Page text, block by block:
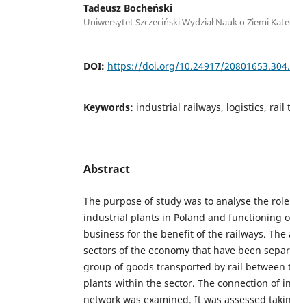
Tadeusz Bocheński
Uniwersytet Szczeciński Wydział Nauk o Ziemi
DOI: https://doi.org/10.24917/
Keywords: industrial railways, logistics, rail
Abstract
The purpose of study was to analyse the
industrial plants in Poland and functioning
business for the benefit of the railways.
sectors of the economy that have been
group of goods transported by rail
plants within the sector. The connection of
network was examined. It was assessed